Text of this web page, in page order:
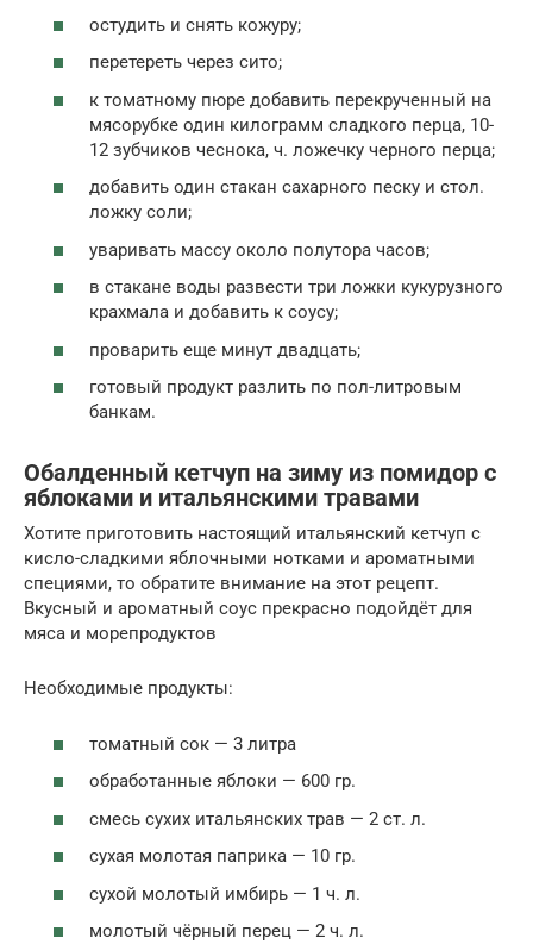
остудить и снять кожуру;
перетереть через сито;
к томатному пюре добавить перекрученный на
мясорубке один килограмм сладкого перца, 10-
12 зубчиков чеснока, ч. ложечку черного перца;
добавить один стакан сахарного песку и стол.
ложку соли;
уваривать массу около полутора часов;
в стакане воды развести три ложки кукурузного
крахмала и добавить к соусу;
проварить еще минут двадцать;
готовый продукт разлить по пол-литровым
банкам.
Обалденный кетчуп на зиму из помидор с
яблоками и итальянскими травами
Хотите приготовить настоящий итальянский кетчуп с
кисло-сладкими яблочными нотками и ароматными
специями, то обратите внимание на этот рецепт.
Вкусный и ароматный соус прекрасно подойдёт для
мяса и морепродуктов
Необходимые продукты:
томатный сок — 3 литра
обработанные яблоки — 600 гр.
смесь сухих итальянских трав — 2 ст. л.
сухая молотая паприка — 10 гр.
сухой молотый имбирь — 1 ч. л.
молотый чёрный перец — 2 ч. л.